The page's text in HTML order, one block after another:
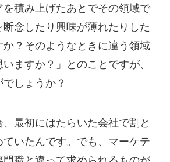
を積み上げたあとでその領域で
念したり興味が薄れたりした
か？そのようなときに違う領域
ますか？」とのことですが、
しょうか？
、最初にはたらいた会社で割と
いたんです。でも、マーケテ